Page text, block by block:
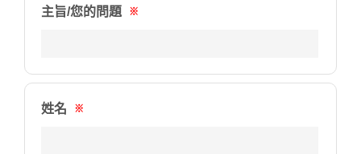
主旨/您的問題 ※
姓名 ※